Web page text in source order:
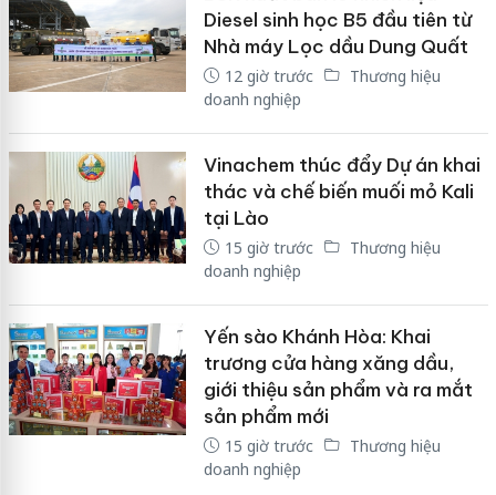
Diesel sinh học B5 đầu tiên từ
Nhà máy Lọc dầu Dung Quất
12 giờ trước
Thương hiệu
doanh nghiệp
Vinachem thúc đẩy Dự án khai
thác và chế biến muối mỏ Kali
tại Lào
15 giờ trước
Thương hiệu
doanh nghiệp
Yến sào Khánh Hòa: Khai
trương cửa hàng xăng dầu,
giới thiệu sản phẩm và ra mắt
sản phẩm mới
15 giờ trước
Thương hiệu
doanh nghiệp